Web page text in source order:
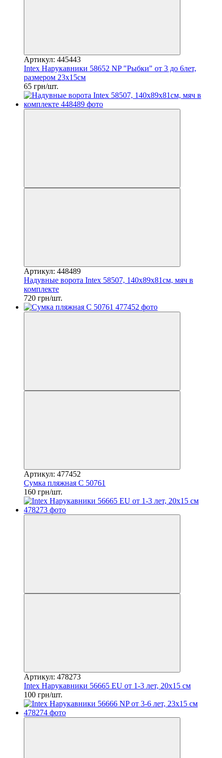
Артикул: 445443
Intex Нарукавники 58652 NP "Рыбки" от 3 до 6лет,
размером 23х15см
65 грн/шт.
Артикул: 448489
Надувные ворота Intex 58507, 140х89х81см, мяч в
комплекте
720 грн/шт.
Артикул: 477452
Сумка пляжная С 50761
160 грн/шт.
Артикул: 478273
Intex Нарукавники 56665 EU от 1-3 лет, 20х15 см
100 грн/шт.